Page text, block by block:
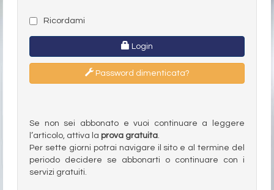
Ricordami
Login
Password dimenticata?
Se non sei abbonato e vuoi continuare a leggere
l’articolo, attiva la prova gratuita.
Per sette giorni potrai navigare il sito e al termine del
periodo decidere se abbonarti o continuare con i
servizi gratuiti.